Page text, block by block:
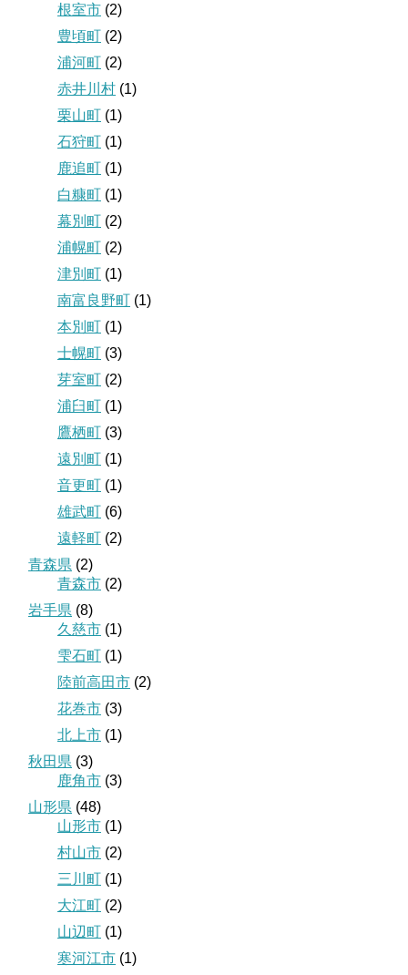
根室市 (2)
豊頃町 (2)
浦河町 (2)
赤井川村 (1)
栗山町 (1)
石狩町 (1)
鹿追町 (1)
白糠町 (1)
幕別町 (2)
浦幌町 (2)
津別町 (1)
南富良野町 (1)
本別町 (1)
士幌町 (3)
芽室町 (2)
浦臼町 (1)
鷹栖町 (3)
遠別町 (1)
音更町 (1)
雄武町 (6)
遠軽町 (2)
青森県 (2)
青森市 (2)
岩手県 (8)
久慈市 (1)
雫石町 (1)
陸前高田市 (2)
花巻市 (3)
北上市 (1)
秋田県 (3)
鹿角市 (3)
山形県 (48)
山形市 (1)
村山市 (2)
三川町 (1)
大江町 (2)
山辺町 (1)
寒河江市 (1)